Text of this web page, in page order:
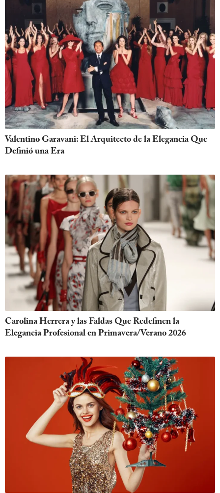
Valentino Garavani: El Arquitecto de la Elegancia Que
Definió una Era
Carolina Herrera y las Faldas Que Redefinen la
Elegancia Profesional en Primavera/Verano 2026